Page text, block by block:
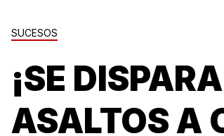
SUCESOS
¡SE
ASALTOS A